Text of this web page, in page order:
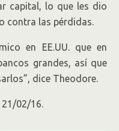
capital, lo que les dio
contra las pérdidas.
en EE.UU. que en
grandes, así que
dice Theodore.
21/02/16.